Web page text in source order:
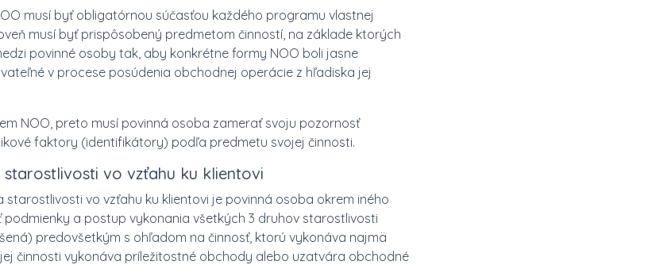
musí byť obligatórnou súčasťou každého programu vlastnej
musí byť prispôsobený predmetom činností, na základe ktorých
povinné osoby tak, aby konkrétne formy NOO boli jasne
v procese posúdenia obchodnej operácie z hľadiska jej
NOO, preto musí povinná osoba zamerať svoju pozornosť
faktory (identifikátory) podľa predmetu svojej činnosti.
vo vzťahu ku klientovi
vo vzťahu ku klientovi je povinná osoba okrem iného
a postup vykonania všetkých 3 druhov starostlivosti
predovšetkým s ohľadom na činnosť, ktorú vykonáva najmä
činnosti vykonáva príležitostné obchody alebo uzatvára obchodné